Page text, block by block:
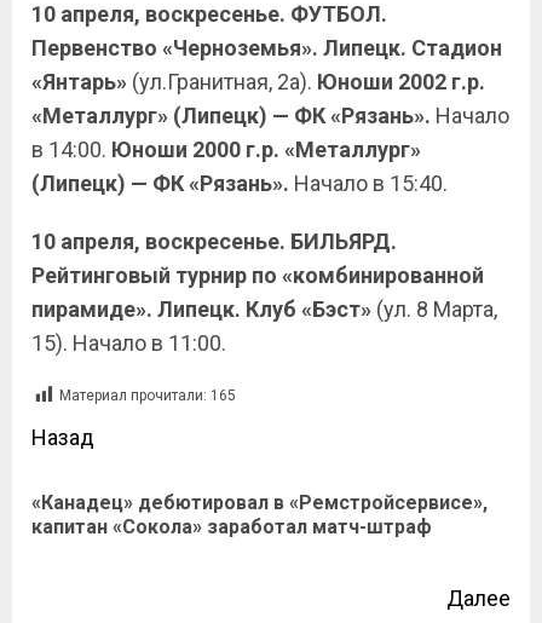
10 апреля, воскресенье. ФУТБОЛ.
Первенство «Черноземья». Липецк. Стадион
«Янтарь» (ул.Гранитная, 2а). Юноши 2002 г.р.
«Металлург» (Липецк) — ФК «Рязань». Начало
в 14:00. Юноши 2000 г.р. «Металлург»
(Липецк) — ФК «Рязань». Начало в 15:40.
10 апреля, воскресенье. БИЛЬЯРД.
Рейтинговый турнир по «комбинированной
пирамиде». Липецк. Клуб «Бэст» (ул. 8 Марта,
15). Начало в 11:00.
Материал прочитали: 165
Назад
«Канадец» дебютировал в «Ремстройсервисе»,
капитан «Сокола» заработал матч-штраф
Далее